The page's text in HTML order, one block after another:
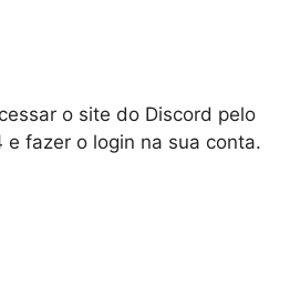
o site do Discord pelo
e fazer o login na sua conta.